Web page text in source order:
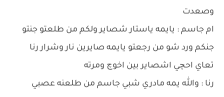
وصعدت
ام جاسم : يايمه ياستار شصاير ولكم من طلعتو جنتو
جنكم ورد شو من رجعتو يايمه صايرين نار وشرار رنا
تعاي احچي اشصاير بين اخوچ ومرته
رنا : والله يمه مادري شبي جاسم من طلعنه عصبي